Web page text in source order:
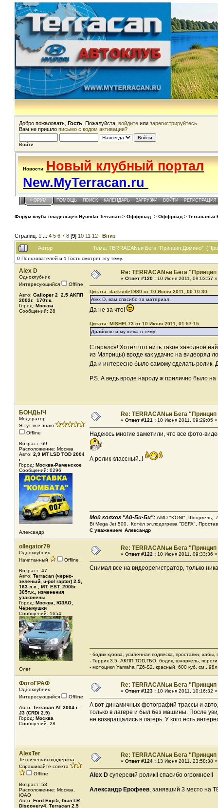
Добро пожаловать, Гость . Пожалуйста, войдите или зарегистрируйтесь
Вам не пришло письмо с кодом активации?
Войти
Новости: Новый клубный портал
New.MyTerracan.ru
ФОРУМ ПОМОЩЬ ПОИСК КАЛЕНДАРЬ ЗАГРУЗКИ ВОЙТИ РЕГИСТРАЦИЯ
Форум клуба владельцев Hyundai Terracan > Оффроад > Оффроад > Terracanьи
Страниц: 1 ... 4 5 6 7 8 [9] 10 11 12 Вниз
Автор Тема: TERRACANьи Бега "Принцип Домино"
0 Пользователей и 1 Гость смотрят эту тему.
Alex D
Одноклубник
Интересующийся
Offline
Авто: Galloper 2 2.5 AKПП
2002г. 170т.к.
Город: Москва
Сообщений: 28
Re: TERRACANьи Бега
« Ответ #120 : 10 Июня 2011, 09:03:57 »
Цитата: darkside1980 от 10 Июня 2011, 00:10:30
Alex D, вам спасибо за материал.
Да не за что!
Цитата: MISHEL73 от 10 Июня 2011, 01:57:15
Драйвово и музычка в тему!
Старался! Хотел что нить такое заводное
из Матрицы) вроде как удачно на видеоряд
Да и интересно было самому сделать ролик.
P.S. А ведь вроде народу ж прилично было
БОНДЫЧ
Модератор
Я тут все знаю
Offline
Возраст: 69
Расположение: Москва
Авто: 2,9 МТ LSD ТОD 2004
г.
Город: Москва-Раменское
Сообщений: 6296
Александр
Re: TERRACANьи Бега
« Ответ #121 : 10 Июня 2011, 09:29:05 »
Надеюсь многие заметили, что все фото-
А ролик классный..!
Мой колхоз "Ай-Би-Би": АМО "KONI", Шноркель,
Bi Mega Jet 500, Котёл эл.подогрева "DEFA",
С уважением Александр
ollegator79
Одноклубник
Начитанный
Offline
Возраст: 47
Авто: Terracan (черно-
зеленый, u-pol raptor) 2.9,
163 л.с., МТ, EST, 2005г.
305т.к., изменения
узаконены
Город: Москва, ЮЗАО,
Черемушки
Сообщений: 1654
Олег
Re: TERRACANьи Бега
« Ответ #122 : 10 Июня 2011, 09:33:36 »
Снимал все на видеорегистратор, только
- бодик кузова, усиленная подвеска, проставки,
- Террик 3.5, АКПП,TOD,ГБО, бодик, шноркель,
- мотоцикл Yamaha FZ6-S2, красный, 600 куб. см.,
ФотоГРАФ
Одноклубник
Интересующийся
Offline
Авто: Terracan AT 2004 г.
J3 (CRDi 2.9)
Город: Москва
Сообщений: 28
Re: TERRACANьи Бега
« Ответ #123 : 10 Июня 2011, 10:16:32 »
А вот динамичных фотографий трассы и
только в лагере и был без машины. После
не возвращались в лагерь. У кого есть
AlexTer
Техническая поддержка
Спрашивайте совета
Offline
Возраст: 53
Расположение: Москва,
ЮАО
Авто: Ford Exp-5, был LR
Discovery4, Terracan 2.5
Re: TERRACANьи Бега
« Ответ #124 : 13 Июня 2011, 23:58:38 »
Alex D суперский ролик!! спасибо огромное!!
Александр Ерофеев, занявший 3 место на